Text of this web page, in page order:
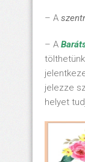
– A
– A
jelezze
helyet